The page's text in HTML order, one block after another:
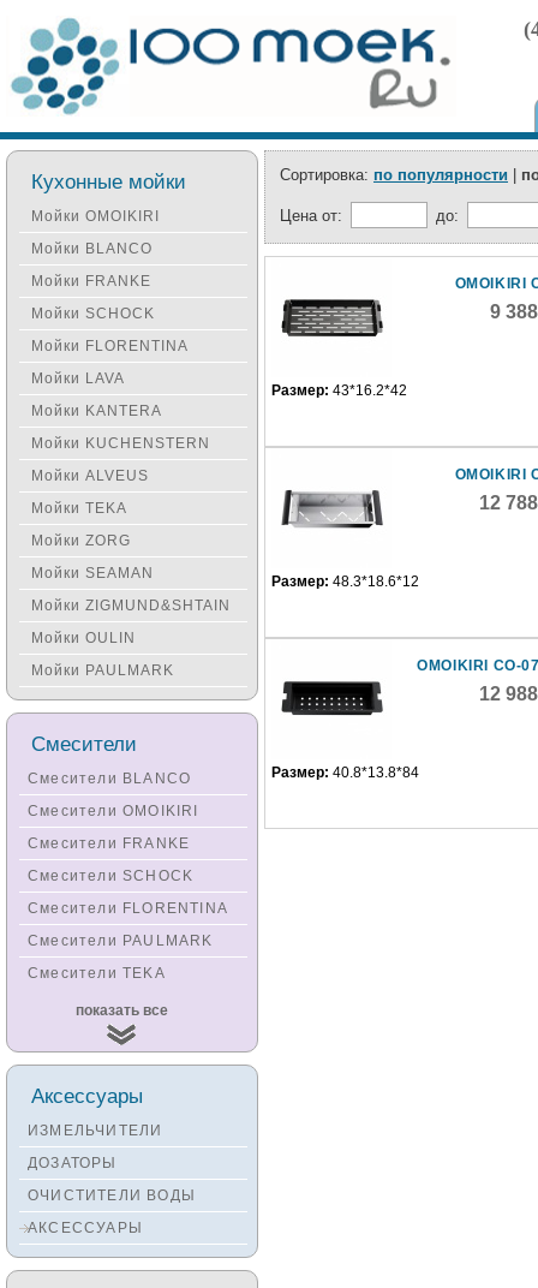
Сортировка: по популярности
Цена от: до:
OMOIKIRI
9
Размер: 43*16.2*42
OMOIKIRI
12
Размер: 48.3*18.6*12
OMOIKIRI CO-
12
Размер: 40.8*13.8*84
Кухонные мойки
Мойки OMOIKIRI
Мойки BLANCO
Мойки FRANKE
Мойки SCHOCK
Мойки FLORENTINA
Мойки LAVA
Мойки KANTERA
Мойки KUCHENSTERN
Мойки ALVEUS
Мойки TEKA
Мойки ZORG
Мойки SEAMAN
Мойки ZIGMUND&SHTAIN
Мойки OULIN
Мойки PAULMARK
Смесители
Смесители BLANCO
Смесители OMOIKIRI
Смесители FRANKE
Смесители SCHOCK
Смесители FLORENTINA
Смесители PAULMARK
Смесители TEKA
Смесители
KUCHENSTERN
Смесители ZORG
Смесители KANTERA
Смесители SEAMAN
Смесители
Zigmund&Shtain
Смесители OULIN
Смесители под бронзу
показать все
Аксессуары
ИЗМЕЛЬЧИТЕЛИ
ДОЗАТОРЫ
ОЧИСТИТЕЛИ ВОДЫ
АКСЕССУАРЫ